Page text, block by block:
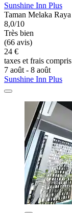
Sunshine Inn Plus
Taman Melaka Raya
8,0/10
Très bien
(66 avis)
24 €
taxes et frais compris
7 août - 8 août
Sunshine Inn Plus